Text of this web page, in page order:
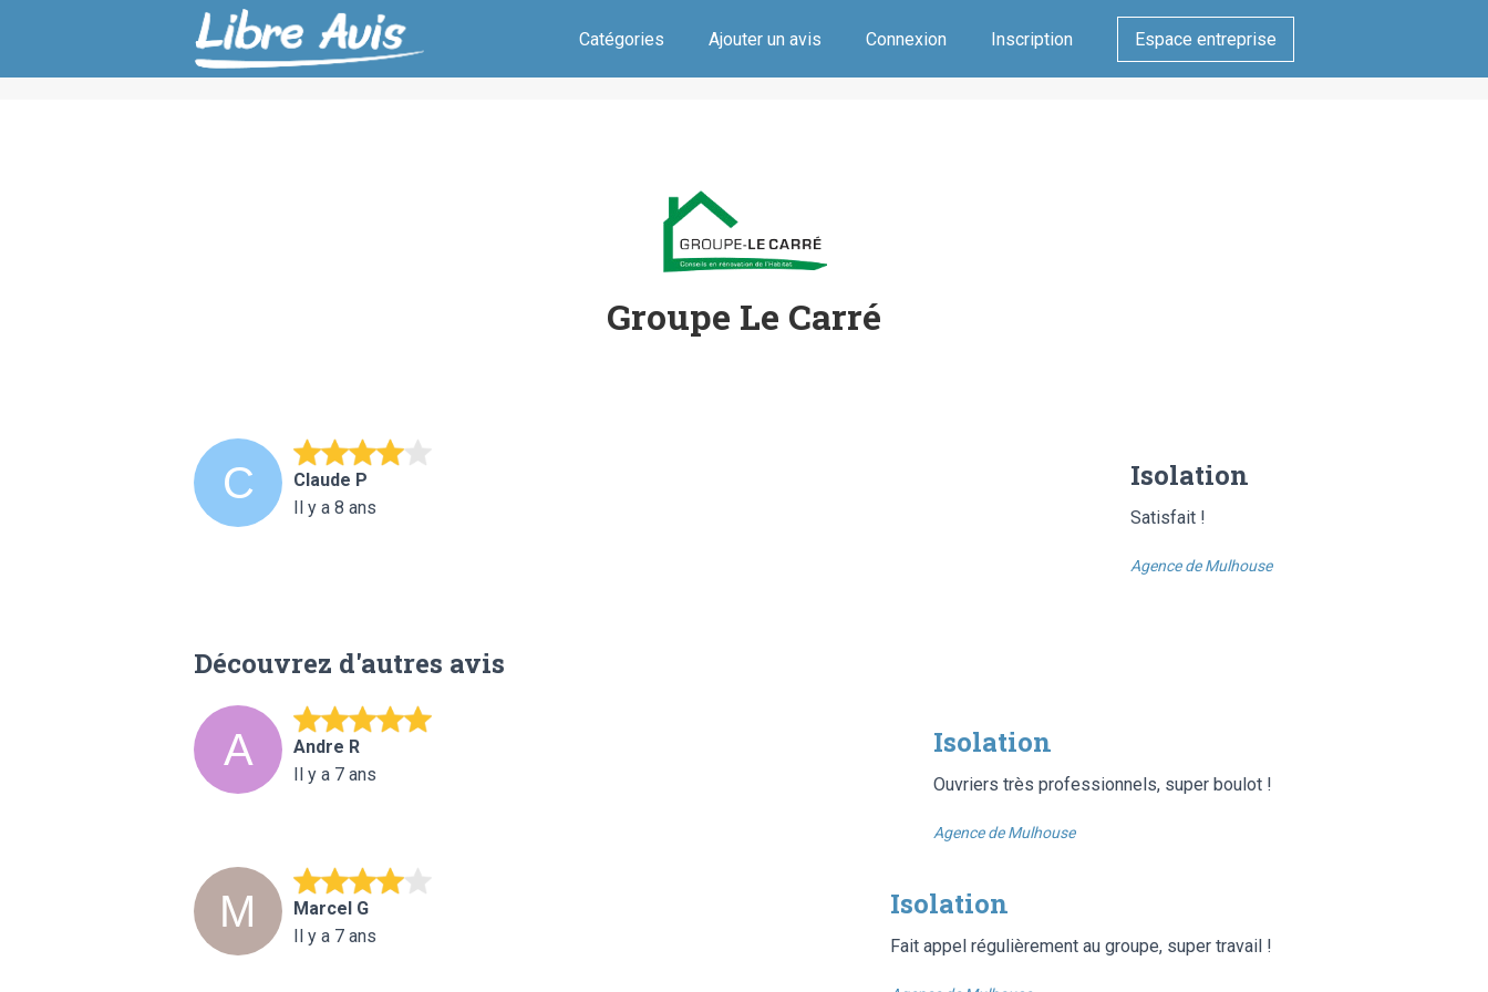
Catégories Ajouter un avis Connexion Inscription Espace entreprise
Groupe Le Carré
Claude P
Il y a 8 ans
Isolation
Satisfait !
Agence de Mulhouse
Découvrez d'autres avis
Andre R
Il y a 7 ans
Isolation
Ouvriers très professionnels, super boulot !
Agence de Mulhouse
Marcel G
Il y a 7 ans
Isolation
Fait appel régulièrement au groupe, super travail !